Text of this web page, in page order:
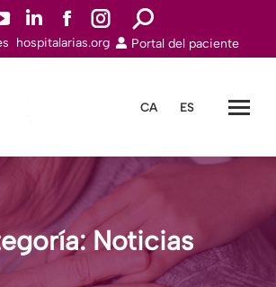
YouTuben
abre
ventana
Linkedinn
abre
ventana
Facebookn
abre
ventana
Instagramn
abre
ventana
Buscar:
hospitalarias.org Portal del paciente
CA ES
Noticias
Estás aquí: